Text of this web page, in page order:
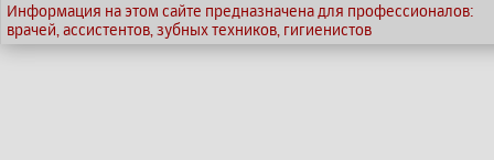
Информация на этом сайте предназначена для профессионалов:
врачей, ассистентов, зубных техников, гигиенистов